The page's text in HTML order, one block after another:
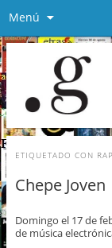
Menú
ETIQUETADO CON
Chepe Joven
Domingo el 17 de
de música